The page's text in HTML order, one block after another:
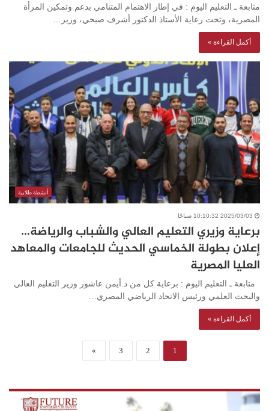
متابعة ـ التعليم اليوم : في إطار الاهتمام المتنامي بدعم وتمكين المرأة
المصرية، وتحت رعاية الأستاذ الدكتور أشرف صبحي، وزير…
أكمل القراءة »
أنشطة طلابية
2025/03/03 10:10:32 صباحًا
برعاية وزيري التعليم العالي والشباب والرياضة…
إعلان بطولة الخماسي الحديث للجامعات والمعاهد
العليا المصرية
متابعة ـ التعليم اليوم : برعاية كل من د.أيمن عاشور وزير التعليم العالي
والبحث العلمي ورئيس الاتحاد الرياضي المصري…
أكمل القراءة »
1
2
3
»